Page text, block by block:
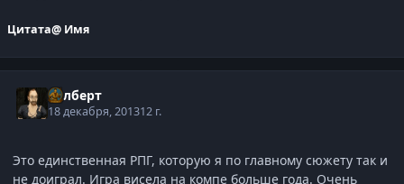
Цитата@ Имя
Гилберт
18 декабря, 201312 г.
Это единственная РПГ, которую я по главному сюжету так и
не доиграл. Игра висела на компе больше года. Очень